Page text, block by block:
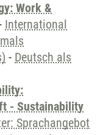
Work &
International
- Deutsch als
- Sustainability
Sprachangebot